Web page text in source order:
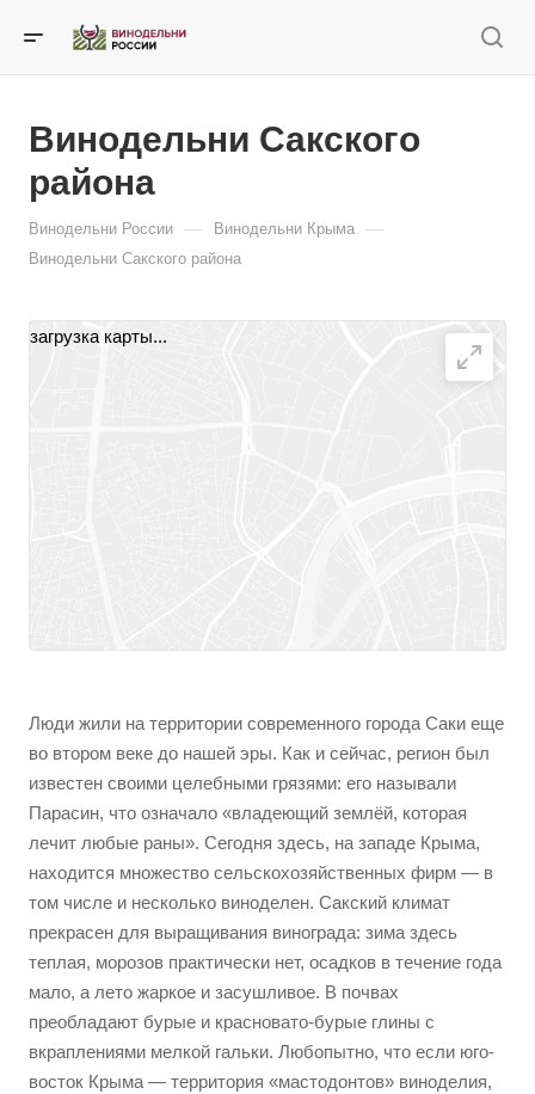
Винодельни Сакского
района
Винодельни России — Винодельни Крыма —
Винодельни Сакского района
загрузка карты...
Люди жили на территории современного города Саки еще
во втором веке до нашей эры. Как и сейчас, регион был
известен своими целебными грязями: его называли
Парасин, что означало «владеющий землёй, которая
лечит любые раны». Сегодня здесь, на западе Крыма,
находится множество сельскохозяйственных фирм — в
том числе и несколько виноделен. Сакский климат
прекрасен для выращивания винограда: зима здесь
теплая, морозов практически нет, осадков в течение года
мало, а лето жаркое и засушливое. В почвах
преобладают бурые и красновато-бурые глины с
вкраплениями мелкой гальки. Любопытно, что если юго-
восток Крыма — территория «мастодонтов» виноделия,